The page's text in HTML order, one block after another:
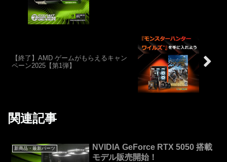
【終了】AMD ゲームがもらえるキャン
ペーン2025【第1弾】
関連記事
新商品・最新パーツ
NVIDIA GeForce RTX 5050 搭載
モデル販売開始！